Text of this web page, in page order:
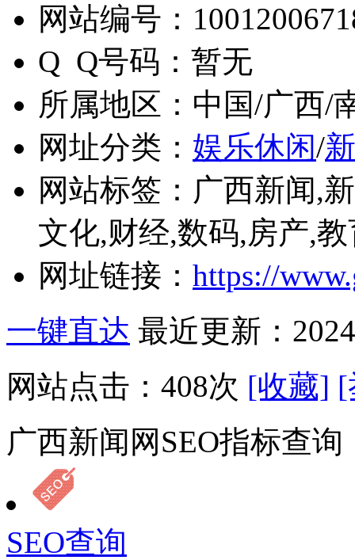
网站编号：
Q Q号码： 暂无
所属地区： 中国/广西/
网址分类： 娱乐休闲/
网站标签： 广西新闻,
文化,财经,数码,房产,
网址链接： https://
一键直达 最近更新：
网站点击： 408次 [收藏] [
广西新闻网SEO指标查询
SEO查询